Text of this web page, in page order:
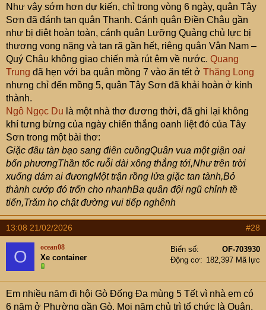
Như vậy sớm hơn dự kiến, chỉ trong vòng 6 ngày, quân Tây
Sơn đã đánh tan quân Thanh. Cánh quân Điền Châu gần
như bị diệt hoàn toàn, cánh quân Lưỡng Quảng chủ lực bị
thương vong nặng và tan rã gần hết, riêng quân Vân Nam –
Quý Châu không giao chiến mà rút êm về nước. Quang
Trung đã hẹn với ba quân mồng 7 vào ăn tết ở Thăng Long
nhưng chỉ đến mồng 5, quân Tây Sơn đã khải hoàn ở kinh
thành.
Ngô Ngọc Du là một nhà thơ đương thời, đã ghi lại không
khí tưng bừng của ngày chiến thắng oanh liệt đó của Tây
Sơn trong một bài thơ:
Giặc đâu tàn bạo sang điên cuồngQuân vua một giận oai
bốn phươngThần tốc ruỗi dài xông thẳng tới,Như trên trời
xuống dám ai đươngMột trận rồng lửa giặc tan tành,Bỏ
thành cướp đó trốn cho nhanhBa quân đội ngũ chỉnh tề
tiến,Trăm họ chật đường vui tiếp nghênh
13:08 21/02/2026 #28
O ocean08
Xe container
Biển số
OF-703930
Động cơ
182,397 Mã lực
Em nhiều năm đi hội Gò Đống Đa mùng 5 Tết vì nhà em có
6 năm ở Phường gần Gò. Mọi năm chủ trì tổ chức là Quận,